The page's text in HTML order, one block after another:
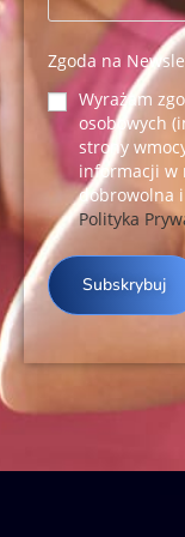
Zgoda na
Wyrażam
osobowych
strony
informacji w
dobrowolna
Polityka
Subskrybuj